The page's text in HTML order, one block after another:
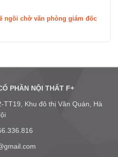
ngồi chờ văn phòng giám đốc
PHẦN NỘI THẤT F+
TT19, Khu đô thị Văn Quán, Hà